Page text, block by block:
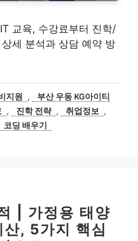
교육, 수강료부터 진학/
세 분석과 상담 예약 방
지원 ,
부산 우동 KG아이티
, 진학 전략 , 취업정보
,
코딩 배우기
| 가정용 태양
, 5가지 핵심